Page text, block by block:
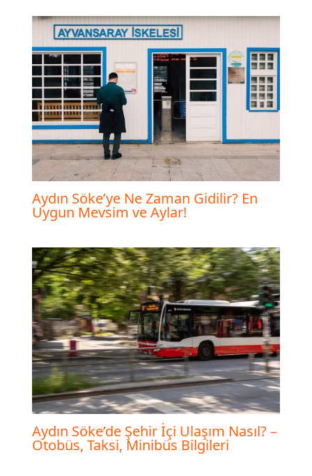
Aydın Söke’ye Ne Zaman Gidilir? En
Uygun Mevsim ve Aylar!
Aydın Söke’de Şehir İçi Ulaşım Nasıl? –
Otobüs, Taksi, Minibüs Bilgileri